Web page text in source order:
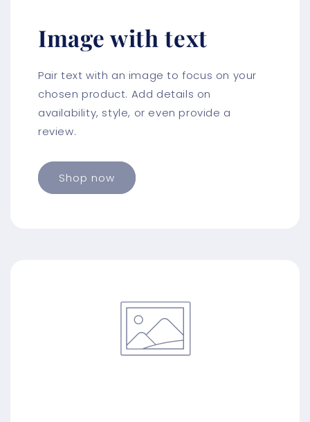
Image with text
Pair text with an image to focus on your
chosen product. Add details on
availability, style, or even provide a
review.
Shop now